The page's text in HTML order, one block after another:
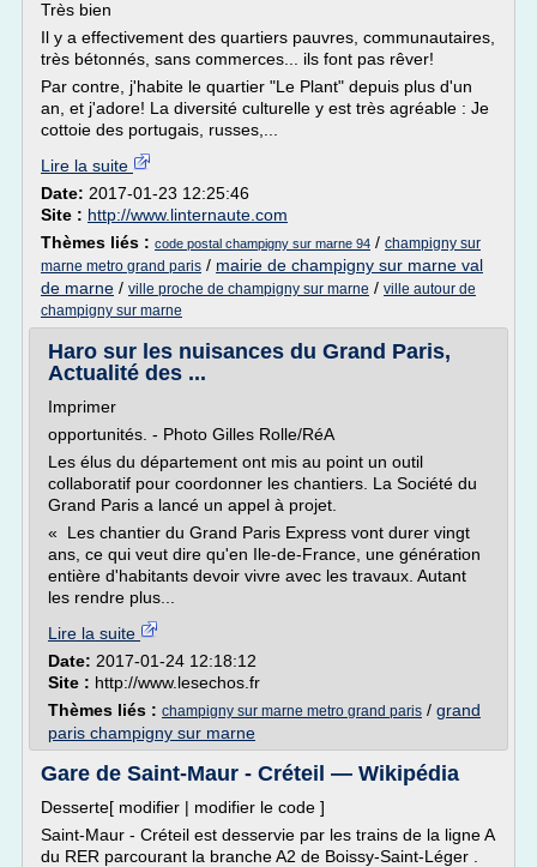
Très bien
Il y a effectivement des quartiers pauvres, communautaires,
très bétonnés, sans commerces... ils font pas rêver!
Par contre, j'habite le quartier "Le Plant" depuis plus d'un
an, et j'adore! La diversité culturelle y est très agréable : Je
cottoie des portugais, russes,...
Lire la suite
Date: 2017-01-23 12:25:46
Site : http://www.linternaute.com
Thèmes liés : code postal champigny sur marne 94 / champigny sur
marne metro grand paris / mairie de champigny sur marne val
de marne / ville proche de champigny sur marne / ville autour de
champigny sur marne
Haro sur les nuisances du Grand Paris,
Actualité des ...
Imprimer
opportunités. - Photo Gilles Rolle/RéA
Les élus du département ont mis au point un outil
collaboratif pour coordonner les chantiers. La Société du
Grand Paris a lancé un appel à projet.
« Les chantier du Grand Paris Express vont durer vingt
ans, ce qui veut dire qu'en Ile-de-France, une génération
entière d'habitants devoir vivre avec les travaux. Autant
les rendre plus...
Lire la suite
Date: 2017-01-24 12:18:12
Site : http://www.lesechos.fr
Thèmes liés : champigny sur marne metro grand paris / grand
paris champigny sur marne
Gare de Saint-Maur - Créteil — Wikipédia
Desserte[ modifier | modifier le code ]
Saint-Maur - Créteil est desservie par les trains de la ligne A
du RER parcourant la branche A2 de Boissy-Saint-Léger .